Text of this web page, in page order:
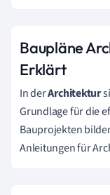
Baupläne
Erklärt
In derArchitektur
Grundlage für die
Bauprojekten
Anleitungen für